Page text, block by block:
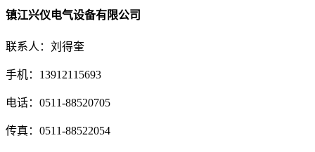
镇江兴仪电气设备有限公司
联系人：刘得奎
手机：13912115693
电话：0511-88520705
传真：0511-88522054